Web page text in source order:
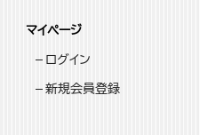
マイページ
ログイン
新規会員登録